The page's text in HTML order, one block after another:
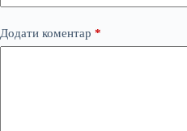
Додати коментар *